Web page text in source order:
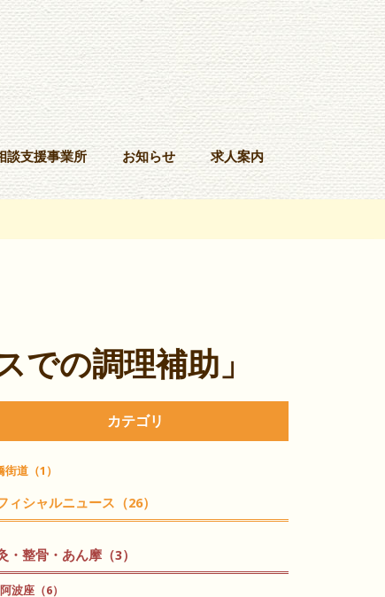
談支援事業所 お知らせ 求人案内
の調理補助」
カテゴリ
街道（1）
ィシャルニュース（26）
・整骨・あん摩（3）
阿波座（6）